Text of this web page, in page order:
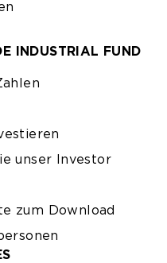
INDUSTRIAL FUND
unser Investor
zum Download